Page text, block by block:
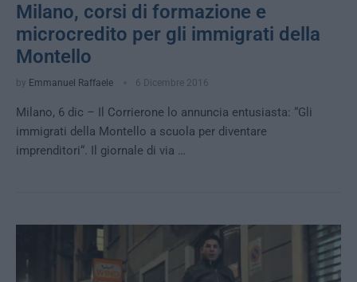
Milano, corsi di formazione e
microcredito per gli immigrati della
Montello
by Emmanuel Raffaele 6 Dicembre 2016
Milano, 6 dic – Il Corrierone lo annuncia entusiasta: “Gli
immigrati della Montello a scuola per diventare
imprenditori“. Il giornale di via …